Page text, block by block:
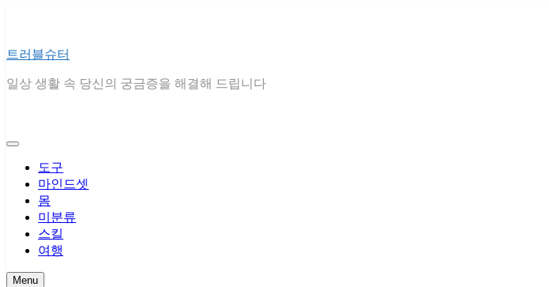
트러블슈터
일상 생활 속 당신의 궁금증을 해결해 드립니다
도구
마인드셋
몸
미분류
스킬
여행
Menu